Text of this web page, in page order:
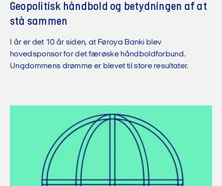
Geopolitisk håndbold og betydningen af at
stå sammen
I år er det 10 år siden, at Føroya Banki blev
hovedsponsor for det færøske håndboldforbund.
Ungdommens drømme er blevet til store resultater.